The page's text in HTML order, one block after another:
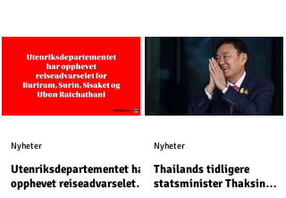
Utenriksdepartementet har
opphevet reiseadvarselet
Nyheter
Thailands tidligere
statsminister Thaksin
Nyheter